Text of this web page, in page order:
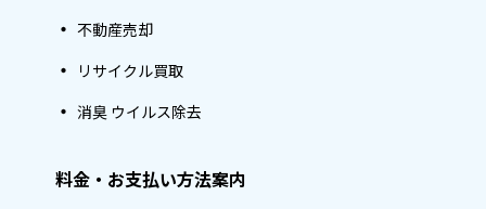
不動産売却
リサイクル買取
消臭 ウイルス除去
料金・お支払い方法案内